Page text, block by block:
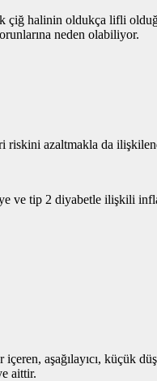
halinin oldukça lifli
neden olabiliyor.
riskini azaltmakla da
tip 2 diyabetle ilişkili
içeren, aşağılayıcı,
aittir.